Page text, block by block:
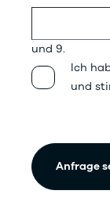
und 9.
Ich
und
Anfrage